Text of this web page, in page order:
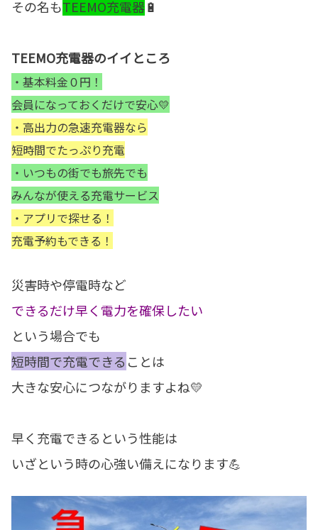
その名もTEEMO充電器🔋
TEEMO充電器のイイところ
・ 基本料金０円！
会員になっておくだけで安心💛
・ 高出力の急速充電器なら
短時間でたっぷり充電
・ いつもの街でも旅先でも
みんなが使える充電サービス
・アプリで探せる！
充電予約もできる！
災害時や停電時など
できるだけ早く電力を確保したい
という場合でも
短時間で充電できる ことは
大きな安心につながりますよね💛
早く充電できるという性能は
いざという時の心強い備えになります💪